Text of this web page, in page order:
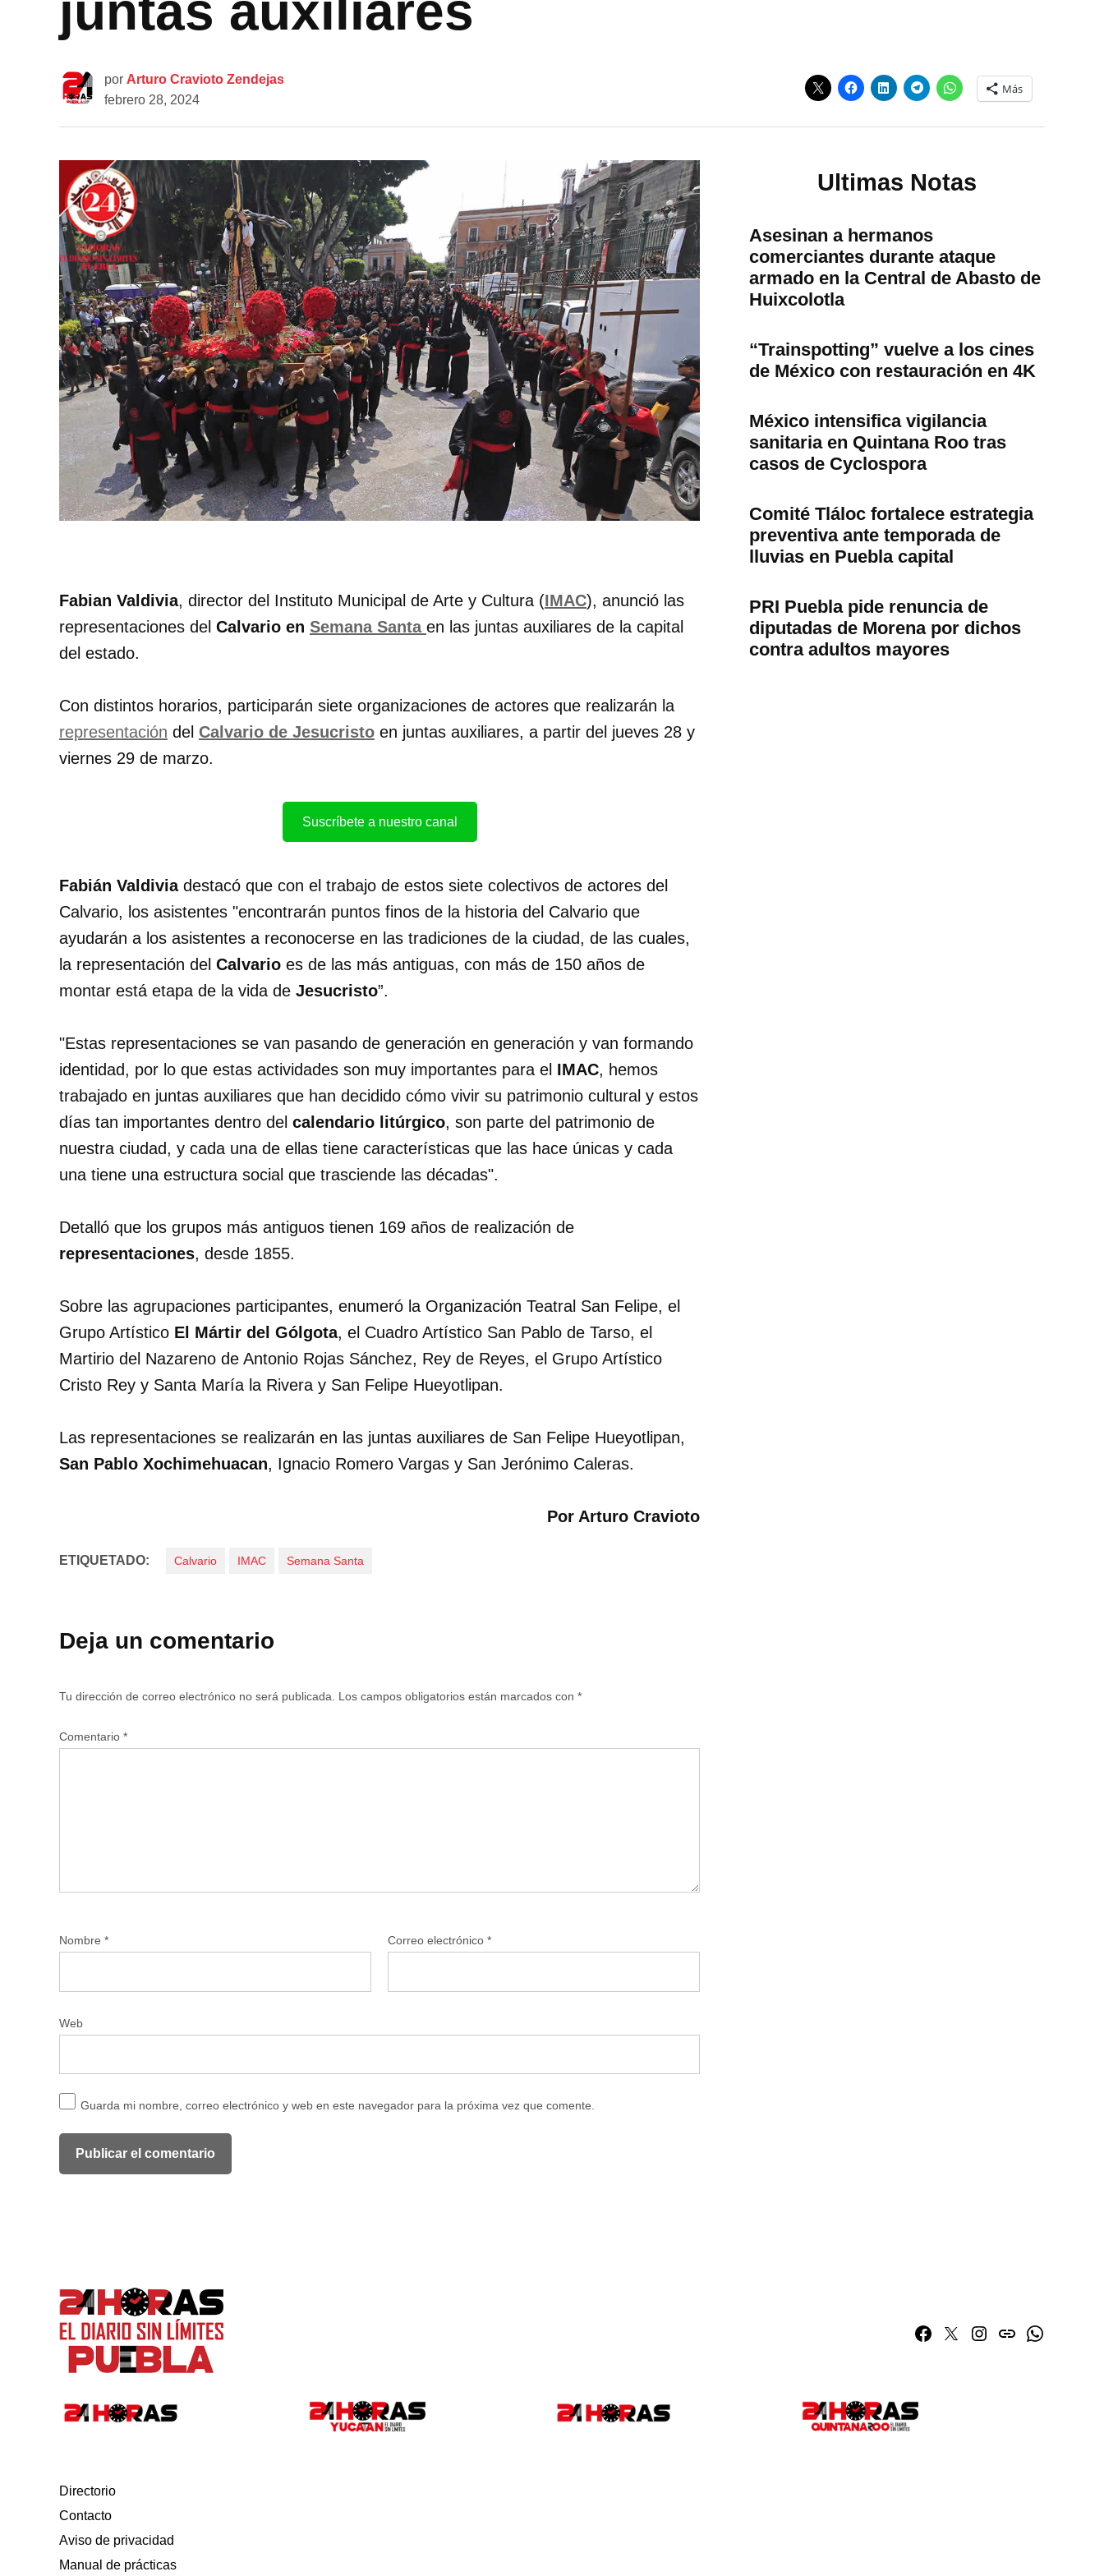
por Arturo Cravioto Zendejas
febrero 28, 2024
Más
Fabian Valdivia, director del Instituto Municipal de Arte y Cultura (IMAC), anunció las
representaciones del Calvario en Semana Santa en las juntas auxiliares de la capital
del estado.
Con distintos horarios, participarán siete organizaciones de actores que realizarán la
representación del Calvario de Jesucristo en juntas auxiliares, a partir del jueves 28 y
viernes 29 de marzo.
Suscríbete a nuestro canal
Fabián Valdiviadestacó que con el trabajo de estos siete colectivos de actores del
Calvario, los asistentes "encontrarán puntos finos de la historia del Calvario que
ayudarán a los asistentes a reconocerse en las tradiciones de la ciudad, de las cuales,
la representación del Calvario es de las más antiguas, con más de 150 años de
montar está etapa de la vida de Jesucristo”.
"Estas representaciones se van pasando de generación en generación y van formando
identidad, por lo que estas actividades son muy importantes para el IMAC, hemos
trabajado en juntas auxiliares que han decidido cómo vivir su patrimonio cultural y estos
días tan importantes dentro del calendario litúrgico, son parte del patrimonio de
nuestra ciudad, y cada una de ellas tiene características que las hace únicas y cada
una tiene una estructura social que trasciende las décadas".
Detalló que los grupos más antiguos tienen 169 años de realización de
representaciones, desde 1855.
Sobre las agrupaciones participantes, enumeró la Organización Teatral San Felipe, el
Grupo Artístico El Mártir del Gólgota, el Cuadro Artístico San Pablo de Tarso, el
Martirio del Nazareno de Antonio Rojas Sánchez, Rey de Reyes, el Grupo Artístico
Cristo Rey y Santa María la Rivera y San Felipe Hueyotlipan.
Las representaciones se realizarán en las juntas auxiliares de San Felipe Hueyotlipan,
San Pablo Xochimehuacan, Ignacio Romero Vargas y San Jerónimo Caleras.
Por Arturo Cravioto
ETIQUETADO: Calvario IMAC Semana Santa
Deja un comentario
Tu dirección de correo electrónico no será publicada. Los campos obligatorios están marcados con *
Comentario *
Nombre * Correo electrónico *
Web
Guarda mi nombre, correo electrónico y web en este navegador para la próxima vez que comente.
Ultimas Notas
Asesinan a hermanos
comerciantes durante ataque
armado en la Central de Abasto de
Huixcolotla
“Trainspotting” vuelve a los cines
de México con restauración en 4K
México intensifica vigilancia
sanitaria en Quintana Roo tras
casos de Cyclospora
Comité Tláloc fortalece estrategia
preventiva ante temporada de
lluvias en Puebla capital
PRI Puebla pide renuncia de
diputadas de Morena por dichos
contra adultos mayores
Facebook
TwitterInstagram
issuuWhatsapp
Directorio
Contacto
Aviso de privacidad
Manual de prácticas